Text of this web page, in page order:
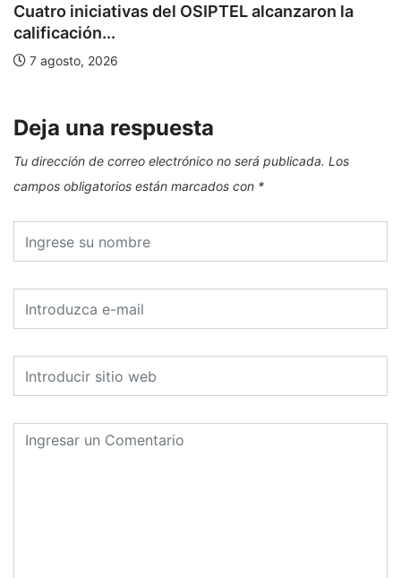
Cuatro iniciativas del OSIPTEL alcanzaron la
calificación...
7 agosto, 2026
Deja una respuesta
Tu dirección de correo electrónico no será publicada. Los
campos obligatorios están marcados con *